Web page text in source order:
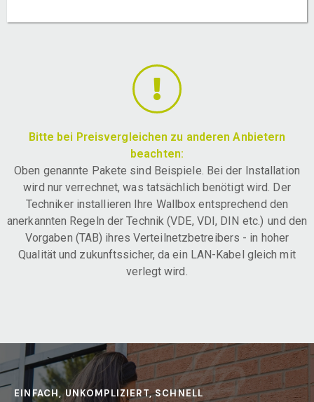
Bitte bei Preisvergleichen zu anderen Anbietern
beachten:
Oben genannte Pakete sind Beispiele. Bei der Installation
wird nur verrechnet, was tatsächlich benötigt wird. Der
Techniker installieren Ihre Wallbox entsprechend den
anerkannten Regeln der Technik (VDE, VDI, DIN etc.) und den
Vorgaben (TAB) ihres Verteilnetzbetreibers - in hoher
Qualität und zukunftssicher, da ein LAN-Kabel gleich mit
verlegt wird.
EINFACH, UNKOMPLIZIERT, SCHNELL